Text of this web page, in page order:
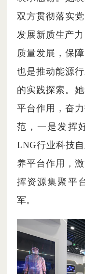
双方贯彻落实
发展新质生产
质量发展，保
也是推动能源
的实践探索。
平台作用，奋
范，一是发挥
LNG行业科技
养平台作用，
挥资源集聚平
军。